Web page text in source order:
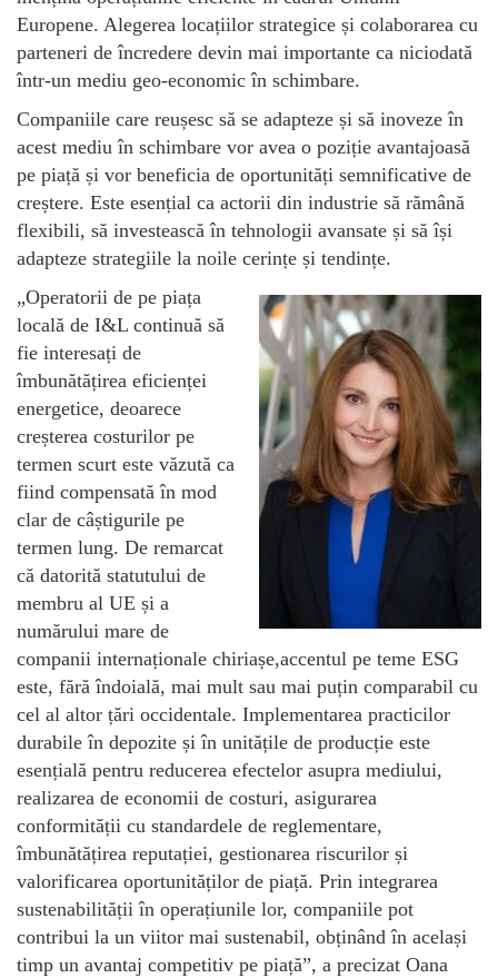
Europene. Alegerea locațiilor strategice și colaborarea cu
parteneri de încredere devin mai importante ca niciodată
într-un mediu geo-economic în schimbare.
Companiile care reușesc să se adapteze și să inoveze în
acest mediu în schimbare vor avea o poziție avantajoasă
pe piață și vor beneficia de oportunități semnificative de
creștere. Este esențial ca actorii din industrie să rămână
flexibili, să investească în tehnologii avansate și să își
adapteze strategiile la noile cerințe și tendințe.
„Operatorii de pe piața
locală de I&L continuă să
fie interesați de
îmbunătățirea eficienței
energetice, deoarece
creșterea costurilor pe
termen scurt este văzută ca
fiind compensată în mod
clar de câștigurile pe
termen lung. De remarcat
că datorită statutului de
membru al UE și a
numărului mare de
companii internaționale chiriașe,accentul pe teme ESG
este, fără îndoială, mai mult sau mai puțin comparabil cu
cel al altor țări occidentale. Implementarea practicilor
durabile în depozite și în unitățile de producție este
esențială pentru reducerea efectelor asupra mediului,
realizarea de economii de costuri, asigurarea
conformității cu standardele de reglementare,
îmbunătățirea reputației, gestionarea riscurilor și
valorificarea oportunităților de piață. Prin integrarea
sustenabilității în operațiunile lor, companiile pot
contribui la un viitor mai sustenabil, obținând în același
timp un avantaj competitiv pe piață”, a precizat Oana